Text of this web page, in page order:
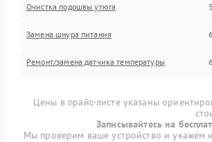
Очистка подошвы утюга
Замена шнура питания
Ремонт/замена датчика температуры
Цены в прайс-листе указаны
Записывайтесь на
Мы проверим ваше устройство и укажем